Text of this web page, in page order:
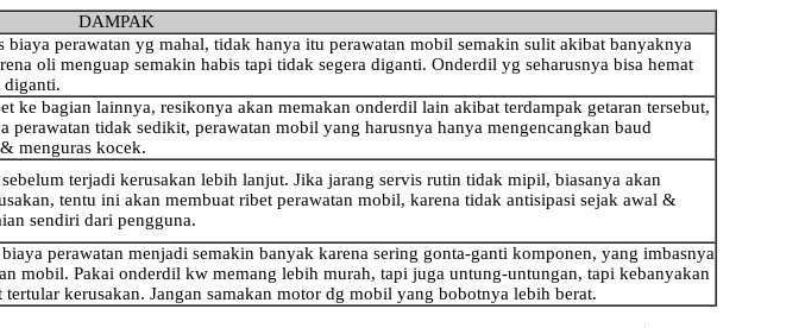
DAMPAK
perawatan yg mahal, tidak hanya itu perawatan mobil semakin sulit akibat banyaknya
oli menguap semakin habis tapi tidak segera diganti. Onderdil yg seharusnya bisa hemat
diganti.
ke bagian lainnya, resikonya akan memakan onderdil lain akibat terdampak getaran tersebut,
tidak sedikit, perawatan mobil yang harusnya hanya mengencangkan baud
menguras kocek.
terjadi kerusakan lebih lanjut. Jika jarang servis rutin tidak mipil, biasanya akan
tentu ini akan membuat ribet perawatan mobil, karena tidak antisipasi sejak awal &
sendiri dari pengguna.
perawatan menjadi semakin banyak karena sering gonta-ganti komponen, yang imbasnya
mobil. Pakai onderdil kw memang lebih murah, tapi juga untung-untungan, tapi kebanyakan
kerusakan. Jangan samakan motor dg mobil yang bobotnya lebih berat.